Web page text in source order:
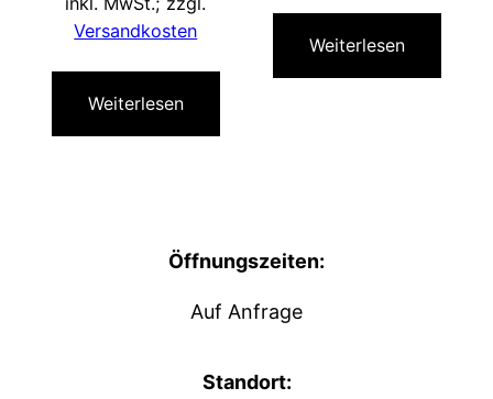
Versandkosten
Weiterlesen
Weiterlesen
Öffnungszeiten:
Auf Anfrage
Standort: